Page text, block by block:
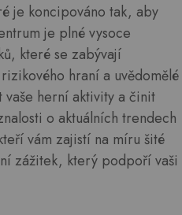
je koncipováno tak, aby
je plné vysoce
které se zabývají
hraní a uvědomělé
herní aktivity a činit
o aktuálních trendech
vám zajistí na míru šité
zážitek, který podpoří vaši